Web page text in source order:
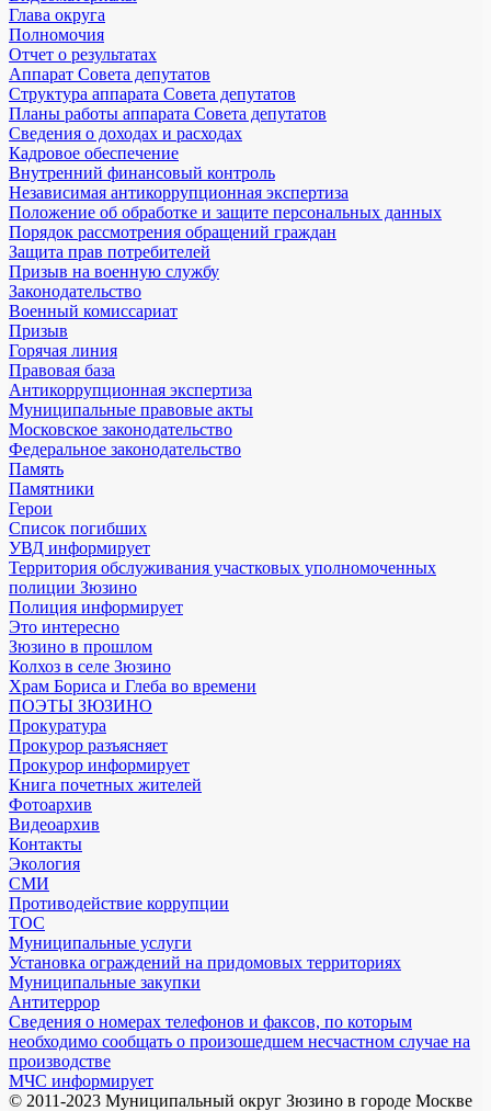
Глава округа
Полномочия
Отчет о результатах
Аппарат Совета депутатов
Структура аппарата Совета депутатов
Планы работы аппарата Совета депутатов
Сведения о доходах и расходах
Кадровое обеспечение
Внутренний финансовый контроль
Независимая антикоррупционная экспертиза
Положение об обработке и защите персональных данных
Порядок рассмотрения обращений граждан
Защита прав потребителей
Призыв на военную службу
Законодательство
Военный комиссариат
Призыв
Горячая линия
Правовая база
Антикоррупционная экспертиза
Муниципальные правовые акты
Московское законодательство
Федеральное законодательство
Память
Памятники
Герои
Список погибших
УВД информирует
Территория обслуживания участковых уполномоченных
полиции Зюзино
Полиция информирует
Это интересно
Зюзино в прошлом
Колхоз в селе Зюзино
Храм Бориса и Глеба во времени
ПОЭТЫ ЗЮЗИНО
Прокуратура
Прокурор разъясняет
Прокурор информирует
Книга почетных жителей
Фотоархив
Видеоархив
Контакты
Экология
СМИ
Противодействие коррупции
ТОС
Муниципальные услуги
Установка ограждений на придомовых территориях
Муниципальные закупки
Антитеррор
Сведения о номерах телефонов и факсов, по которым
необходимо сообщать о произошедшем несчастном случае на
производстве
МЧС информирует
© 2011-2023 Муниципальный округ Зюзино в городе Москве